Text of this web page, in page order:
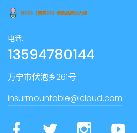
电话:
13594780144
万宁市伏泡乡261号
insurmountable@icloud.com